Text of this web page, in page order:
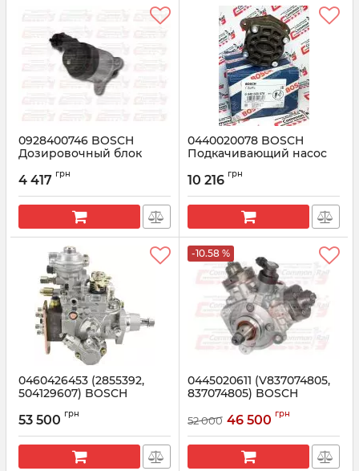
0928400746 BOSCH
Дозировочный блок
Артикул:
4 417 грн
0440020078 BOSCH
Подкачивающий насос
TGA, TGS, TGX
Артикул: 0440020078
10 216 грн
0460426453 (2855392,
504129607) BOSCH
NEW Holland T6050
Артикул: 0460426453
53 500 грн
-10.58 %
0445020611 (V837074805,
837074805) BOSCH
Артикул: 0445020611
52 000 46 500 грн